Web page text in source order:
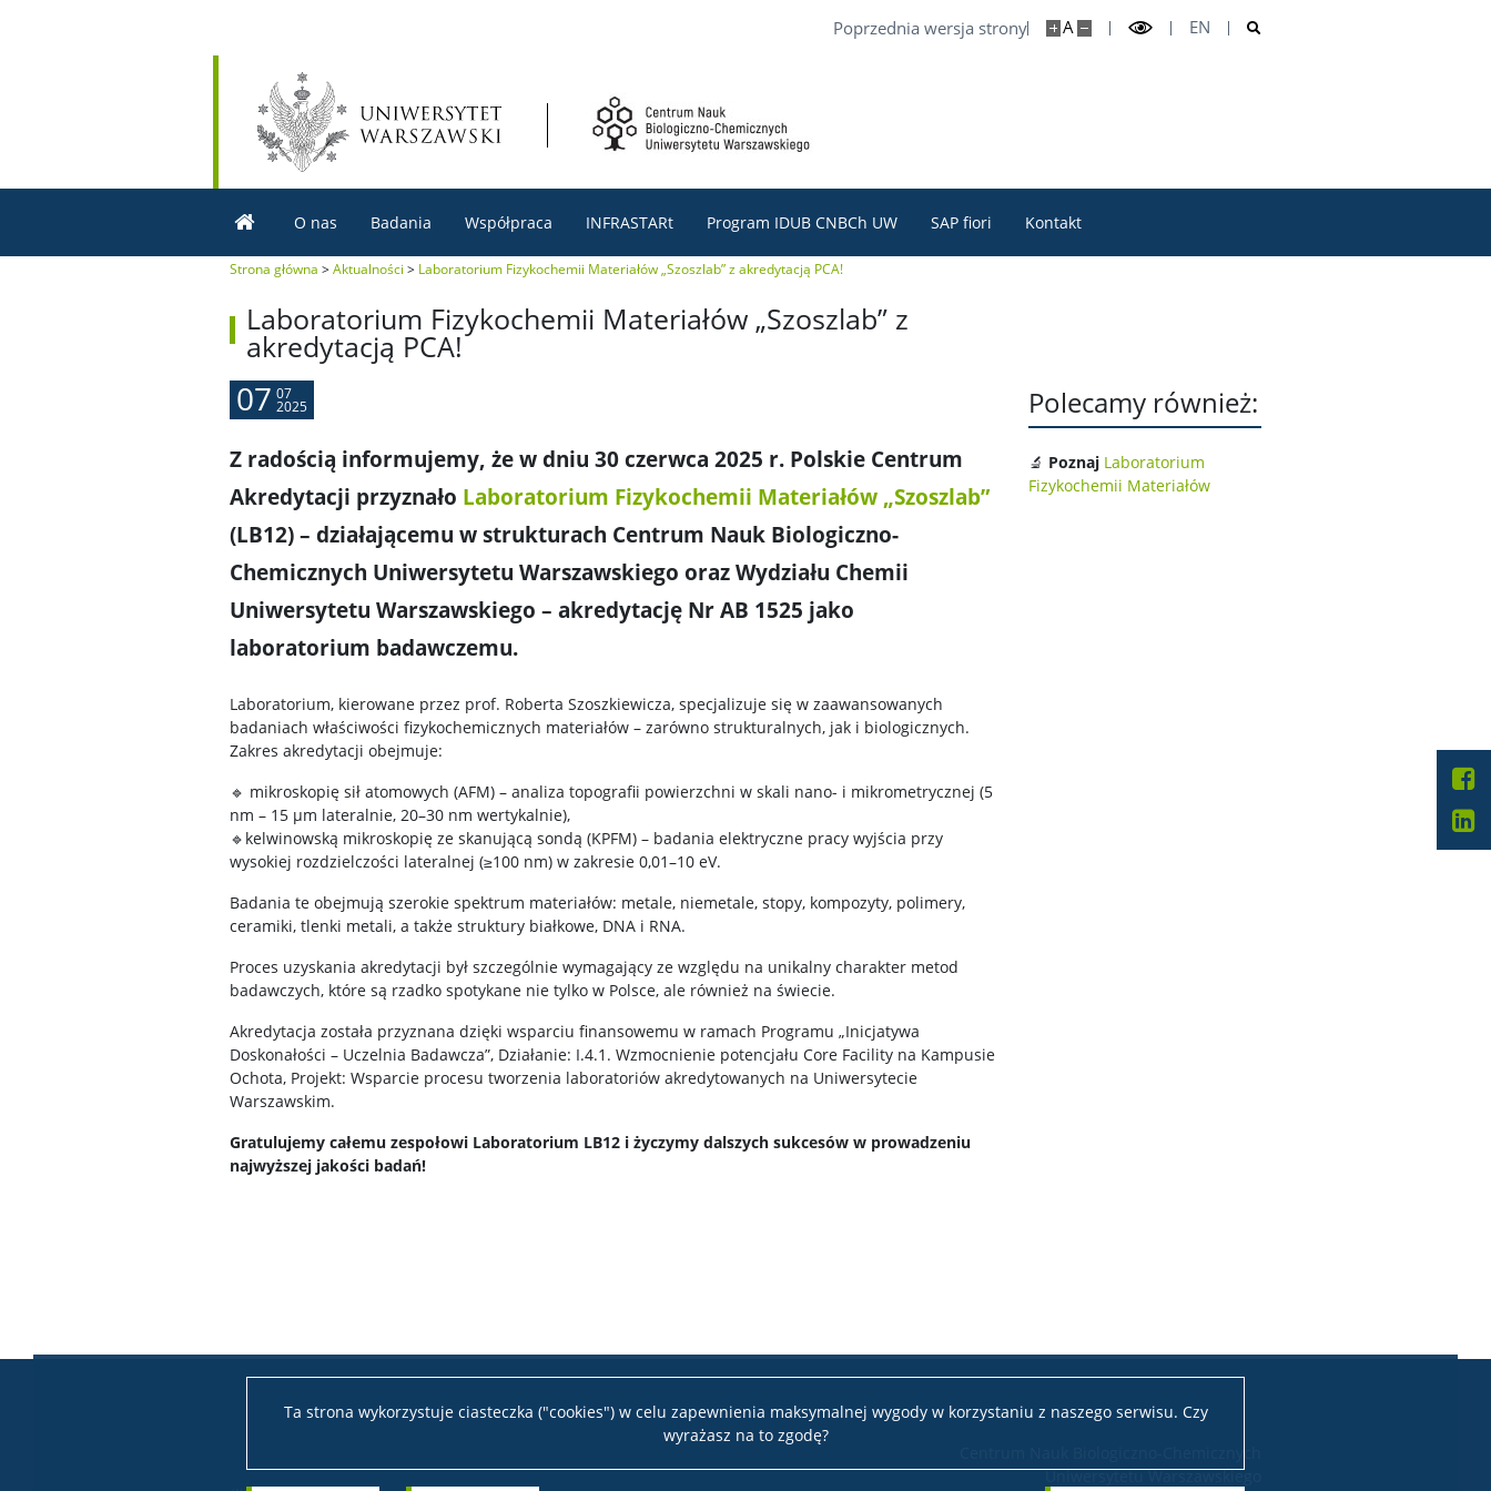
Ta strona wykorzystuje ciasteczka ("cookies") w celu zapewnienia maksymalnej wygody w korzystaniu z naszego serwisu. Czy
wyrażasz na to zgodę?
Poprzednia wersja strony A EN
O nas Badania Współpraca INFRASTARt Program IDUB CNBCh UW SAP fiori Kontakt
Strona główna >Aktualności > Laboratorium Fizykochemii Materiałów „Szoszlab” z akredytacją PCA!
Laboratorium Fizykochemii Materiałów „Szoszlab” z
akredytacją PCA!
07 07
2025
Z radością informujemy, że w dniu 30 czerwca 2025 r. Polskie Centrum
Akredytacji przyznało Laboratorium Fizykochemii Materiałów „Szoszlab”
(LB12) – działającemu w strukturach Centrum Nauk Biologiczno-
Chemicznych Uniwersytetu Warszawskiego oraz Wydziału Chemii
Uniwersytetu Warszawskiego – akredytację Nr AB 1525 jako
laboratorium badawczemu.
Laboratorium, kierowane przez prof. Roberta Szoszkiewicza, specjalizuje się w zaawansowanych
badaniach właściwości fizykochemicznych materiałów – zarówno strukturalnych, jak i biologicznych.
Zakres akredytacji obejmuje:
🔹 mikroskopię sił atomowych (AFM) – analiza topografii powierzchni w skali nano- i mikrometrycznej (5
nm – 15 µm lateralnie, 20–30 nm wertykalnie),
🔹kelwinowską mikroskopię ze skanującą sondą (KPFM) – badania elektryczne pracy wyjścia przy
wysokiej rozdzielczości lateralnej (≥100 nm) w zakresie 0,01–10 eV.
Badania te obejmują szerokie spektrum materiałów: metale, niemetale, stopy, kompozyty, polimery,
ceramiki, tlenki metali, a także struktury białkowe, DNA i RNA.
Proces uzyskania akredytacji był szczególnie wymagający ze względu na unikalny charakter metod
badawczych, które są rzadko spotykane nie tylko w Polsce, ale również na świecie.
Akredytacja została przyznana dzięki wsparciu finansowemu w ramach Programu „Inicjatywa
Doskonałości – Uczelnia Badawcza”, Działanie: I.4.1. Wzmocnienie potencjału Core Facility na Kampusie
Ochota, Projekt: Wsparcie procesu tworzenia laboratoriów akredytowanych na Uniwersytecie
Warszawskim.
Gratulujemy całemu zespołowi Laboratorium LB12 i życzymy dalszych sukcesów w prowadzeniu
najwyższej jakości badań!
Polecamy również:
🔬 Poznaj Laboratorium
Fizykochemii Materiałów
Uniwersytetu Warszawskiego